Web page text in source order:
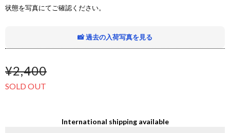
状態を写真にてご確認ください。
📸 過去の入荷写真を見る
¥2,400
SOLD OUT
International shipping available